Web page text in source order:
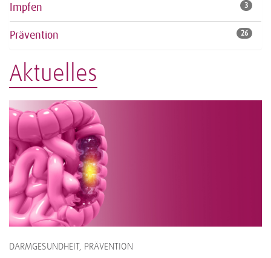
Impfen 3
Prävention 26
Aktuelles
DARMGESUNDHEIT, PRÄVENTION